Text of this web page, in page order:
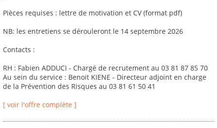
Pièces requises : lettre de motivation et CV (format pdf)
NB: les entretiens se dérouleront le 14 septembre 2026
Contacts :
RH : Fabien ADDUCI - Chargé de recrutement au 03 81 87 85 70
Au sein du service : Benoit KIENE - Directeur adjoint en charge
de la Prévention des Risques au 03 81 61 50 41
[ voir l'offre complète ]